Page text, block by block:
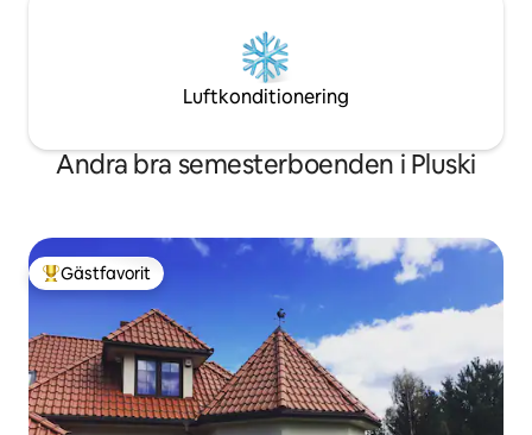
Luftkonditionering
Andra bra semesterboenden i Pluski
Populär gästfavorit
Gästfavorit